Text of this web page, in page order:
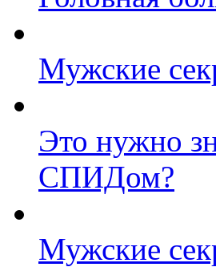
Мужские
Это нужно
СПИДом?
Мужские